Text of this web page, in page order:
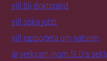
vill bli doktorand
vill söka jobb
vill rapportera om naturen
är verksam inom SLU:s